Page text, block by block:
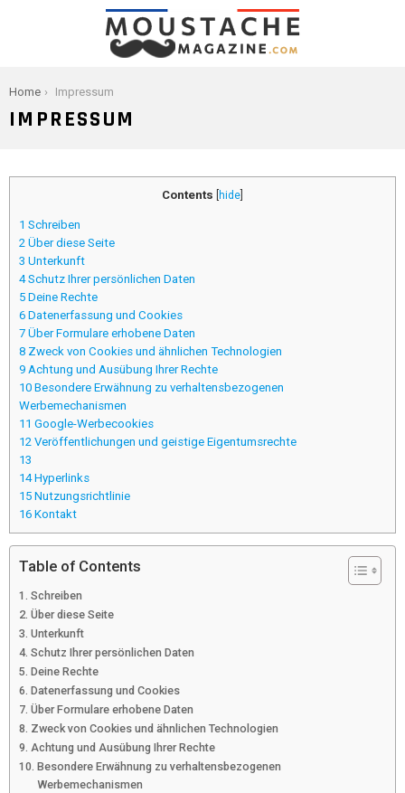
You are here:
Home Impressum
IMPRESSUM
Contents hide
1 Schreiben
2 Über diese Seite
3 Unterkunft
4Schutz Ihrer persönlichen Daten
5 Deine Rechte
6 Datenerfassung und Cookies
7 Über Formulare erhobene Daten
8 Zweck von Cookies und ähnlichen Technologien
9 Achtung und Ausübung Ihrer Rechte
10 Besondere Erwähnung zu verhaltensbezogenen
Werbemechanismen
11 Google-Werbecookies
12 Veröffentlichungen und geistige Eigentumsrechte
13
14Hyperlinks
15 Nutzungsrichtlinie
16 Kontakt
Table of Contents
Schreiben
Über diese Seite
Unterkunft
Schutz Ihrer persönlichen Daten
Deine Rechte
Datenerfassung und Cookies
Über Formulare erhobene Daten
Zweck von Cookies und ähnlichen Technologien
Achtung und Ausübung Ihrer Rechte
Besondere Erwähnung zu verhaltensbezogenen
Werbemechanismen